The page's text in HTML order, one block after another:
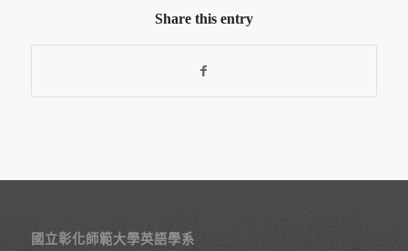
Share this entry
國立彰化師範大學英語學系